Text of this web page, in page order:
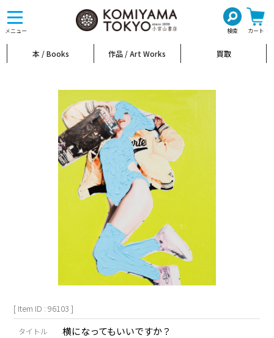
メニュー 検索 カート
toggle
navigation
本 / Books 作品 / Art Works 買取
[ Item ID : 96103 ]
タイトル 横になってもいいですか？